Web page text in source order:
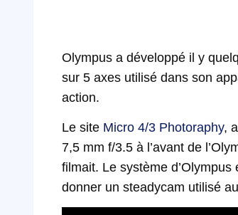
Olympus a développé il y
sur 5 axes utilisé dans son
action.
Le site Micro 4/3 Photoraphy,
7,5 mm f/3.5 à l’avant de
filmait. Le système
donner un steadycam utilisé